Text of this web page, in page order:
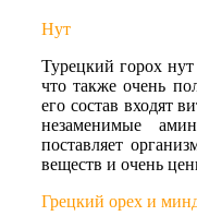
Нут
Турецкий горох
что также очень
его состав входят
незаменимые
поставляет
веществ и очень
Грецкий орех и